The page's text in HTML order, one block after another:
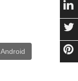
Android